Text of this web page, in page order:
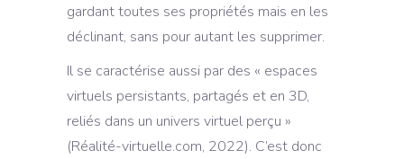
gardant toutes ses propriétés mais en les
déclinant, sans pour autant les supprimer.
Il se caractérise aussi par des « espaces
virtuels persistants, partagés et en 3D,
reliés dans un univers virtuel perçu »
(Réalité-virtuelle.com, 2022). C’est donc